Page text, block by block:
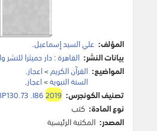
المؤلف: علي السيد إسماعيل.
بيانات النشر: القاهرة:دار حميثرا للنشر
المواضيع: القرآن الكريم>اعجاز.
السنة النبوية>اعجاز.
تصنيف الكونجرس:
.I862019
نوع المادة: كتب
المصدر: المكتبة الرئيسية